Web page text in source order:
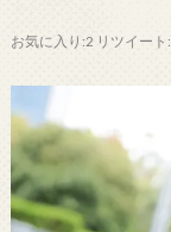
お気に入り:2 リツイー